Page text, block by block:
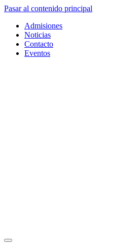
Pasar al contenido principal
Admisiones
Noticias
Contacto
Eventos